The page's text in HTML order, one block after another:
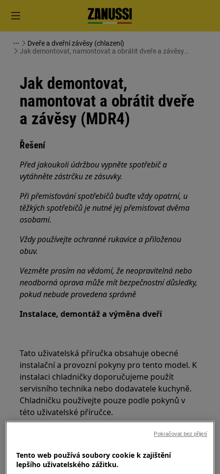
Dveře a dveřní závěsy (chlazení)
Jak demontovat, namontovat a obrátit dveře a závěsy
Jak demontovat,
namontovat a obrátit dveře
a závěsy (MDR4)
Řešení
Před jakoukoli údržbou vypněte spotřebič a
vytáhněte zástrčku zezásuvky.
Při přemisťování spotřebičů buďte vždy opatrní, u
těžkých spotřebičů je nutné jej přemisťovat dvěma
osobami.
Vždy používejte ochranné rukavice a přiloženou
obuv.
Vezměte prosím na vědomí, že neopravitelná nebo
neodborná oprava může mít bezpečnostní důsledky,
pokud nebude provedena správně
Instalace, demontáž a výměna dveří
Tato uživatelská příručka obsahuje obecné
instalační a provozní pokyny pro tento model. K
instalaci chladničky doporučujeme použít
servisního technika nebo dodavatele kuchyně.
Chladničku používejte pouze podle pokynů v
této uživatelské příručce.
Před spuštěním chladničky proveďte tyto
Umístění
Tento web používá soubory cookie k zajištění
lepšího uživatelského zážitku.
Pokračovat bez přijetí